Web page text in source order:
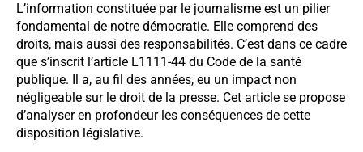
L’information constituée par le journalisme est un pilier
fondamental de notre démocratie. Elle comprend des
droits, mais aussi des responsabilités. C’est dans ce cadre
que s’inscrit l’article L1111-44 du Code de la santé
publique. Il a, au fil des années, eu un impact non
négligeable sur le droit de la presse. Cet article se propose
d’analyser en profondeur les conséquences de cette
disposition législative.